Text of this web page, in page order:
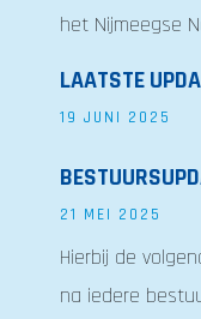
het Nijmeegse
LAATSTE
19 JUNI 2025
21 MEI 2025
Hierbij de
na iedere